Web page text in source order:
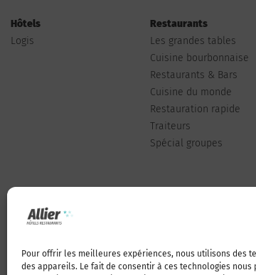
Pour offrir les meilleures expériences, nous utilisons des
des appareils. Le fait de consentir à ces technologies
Hôtels
Logis
Restaurants
Les grandes tables
Cuisine bourbonnaise
Restaurants & Bars
Cuisine du monde
Restauration rapide
Traiteurs
Spécial groupes
Qui